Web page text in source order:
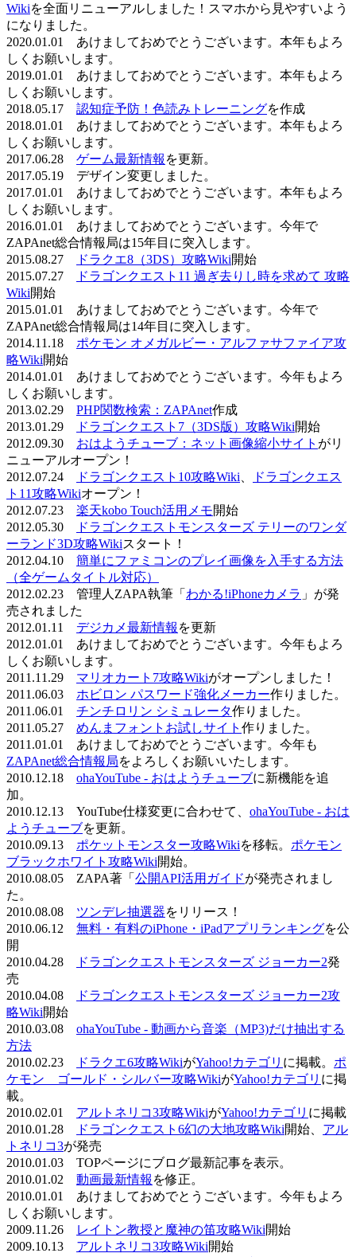
Wikiを全面リニューアルしました！スマホから見やすいよう
になりました。
2020.01.01 あけましておめでとうございます。本年もよろ
しくお願いします。
2019.01.01 あけましておめでとうございます。本年もよろ
しくお願いします。
2018.05.17 認知症予防！色読みトレーニングを作成
2018.01.01 あけましておめでとうございます。本年もよろ
しくお願いします。
2017.06.28 ゲーム最新情報 を更新。
2017.05.19 デザイン変更しました。
2017.01.01 あけましておめでとうございます。本年もよろ
しくお願いします。
2016.01.01 あけましておめでとうございます。今年で
ZAPAnet総合情報局は15年目に突入します。
2015.08.27
ドラクエ8（3DS）攻略Wiki開始
2015.07.27
ドラゴンクエスト11 過ぎ去りし時を求めて 攻略
Wiki開始
2015.01.01 あけましておめでとうございます。今年で
ZAPAnet総合情報局は14年目に突入します。
2014.11.18 ポケモン オメガルビー・アルファサファイア攻
略Wiki開始
2014.01.01 あけましておめでとうございます。今年もよろ
しくお願いします。
2013.02.29 PHP関数検索：ZAPAnet作成
2013.01.29
ドラゴンクエスト7（3DS版）攻略Wiki開始
2012.09.30 おはようチューブ：ネット画像縮小サイト がリ
ニューアルオープン！
2012.07.24
ドラゴンクエスト10攻略Wiki
ドラゴンクエス
ト11攻略Wikiオープン！
2012.07.23 楽天kobo Touch活用メモ開始
2012.05.30
ドラゴンクエストモンスターズ テリーのワンダ
ーランド3D攻略Wikiスタート！
2012.04.10 簡単にファミコンのプレイ画像を入手する方法
（全ゲームタイトル対応）
2012.02.23 管理人ZAPA執筆「 わかる!iPhoneカメラ 」が発
売されました
2012.01.11 デジカメ最新情報 を更新
2012.01.01 あけましておめでとうございます。今年もよろ
しくお願いします。
2011.11.29 マリオカート7攻略Wikiがオープンしました！
2011.06.03 ホビロン パスワード強化メーカー作りました。
2011.06.01 チンチロリン シミュレータ作りました。
2011.05.27 めんまフォントお試しサイト 作りました。
2011.01.01 あけましておめでとうございます。今年も
ZAPAnet総合情報局をよろしくお願いいたします。
2010.12.18 ohaYouTube - おはようチューブに新機能を追
加。
2010.12.13 YouTube仕様変更に合わせて、 ohaYouTube - おは
ようチューブを更新。
2010.09.13 ポケットモンスター攻略Wikiを移転。 ポケモン
ブラックホワイト攻略Wiki開始。
2010.08.05 ZAPA著「 公開API活用ガイドが発売されまし
た。
2010.08.08 ツンデレ抽選器をリリース！
2010.06.12 無料・有料のiPhone・iPadアプリランキングを公
開
2010.04.28
ドラゴンクエストモンスターズ ジョーカー2発
売
2010.04.08
ドラゴンクエストモンスターズ ジョーカー2攻
略Wiki開始
2010.03.08 ohaYouTube - 動画から音楽（MP3)だけ抽出する
方法
2010.02.23
ドラクエ6攻略WikiがYahoo!カテゴリ に掲載。 ポ
ケモン ゴールド・シルバー攻略WikiがYahoo!カテゴリ に掲
載。
2010.02.01 アルトネリコ3攻略WikiがYahoo!カテゴリ に掲載
2010.01.28
ドラゴンクエスト6幻の大地攻略Wiki開始、 アル
トネリコ3が発売
2010.01.03 TOPページにブログ最新記事を表示。
2010.01.02 動画最新情報 を修正。
2010.01.01 あけましておめでとうございます。今年もよろ
しくお願いします。
2009.11.26
レイトン教授と魔神の笛攻略Wiki開始
2009.10.13 アルトネリコ3攻略Wiki開始